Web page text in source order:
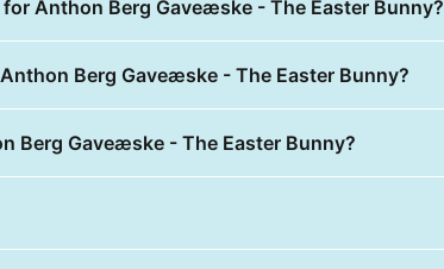
Anthon Berg Gaveæske - The Easter Bunny?
Berg Gaveæske - The Easter Bunny?
Berg Gaveæske - The Easter Bunny?